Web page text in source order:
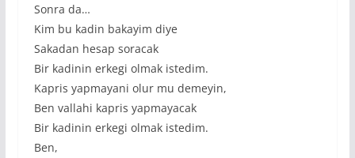
Sonra da…
Kim bu kadin bakayim diye
Sakadan hesap soracak
Bir kadinin erkegi olmak istedim.
Kapris yapmayani olur mu demeyin,
Ben vallahi kapris yapmayacak
Bir kadinin erkegi olmak istedim.
Ben,